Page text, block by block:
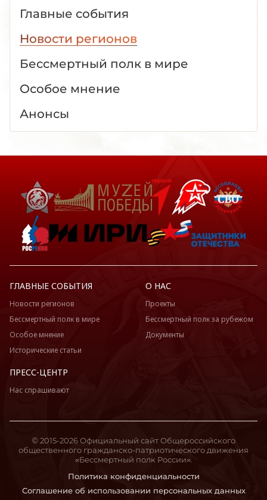
Главные события
Новости регионов
Бессмертный полк в мире
Особое мнение
Анонсы
ГЛАВНЫЕ СОБЫТИЯ
Новости регионов
Бессмертный полк в мире
Особое мнение
Исторические статьи
О НАС
Проекты
Бессмертный полк за рубежом
Документы
ПРЕСС-ЦЕНТР
Нас спрашивают
Политика конфиденциальности
Соглашение об использовании персональных данных
© 2015-2026 Официальный сайт Общероссийского
общественного гражданско-патриотического движения
«Бессмертный полк России».